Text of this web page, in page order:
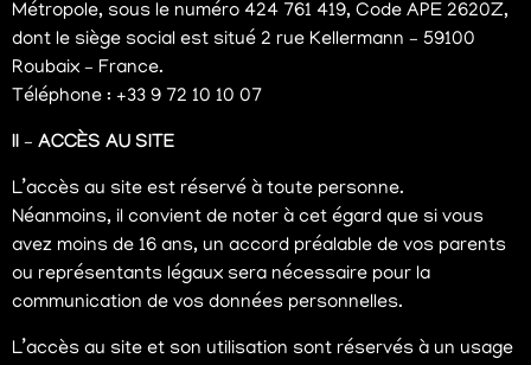
Métropole, sous le numéro 424 761 419, Code APE 2620Z,
dont le siège social est situé 2 rue Kellermann – 59100
Roubaix – France.
Téléphone : +33 9 72 10 10 07
II – ACCÈS AU SITE
L’accès au site est réservé à toute personne.
Néanmoins, il convient de noter à cet égard que si vous
avez moins de 16 ans, un accord préalable de vos parents
ou représentants légaux sera nécessaire pour la
communication de vos données personnelles.
L’accès au site et son utilisation sont réservés à un usage
sont
nécessaires au
Afin que notre
site web
fonctionne
possible
pendant votre
refusez ces